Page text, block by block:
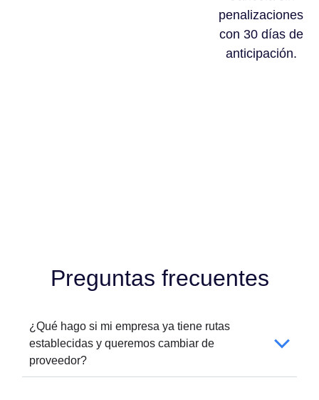
penalizaciones
con 30 días de
anticipación.
Preguntas frecuentes
¿Qué hago si mi empresa ya tiene rutas
establecidas y queremos cambiar de
proveedor?